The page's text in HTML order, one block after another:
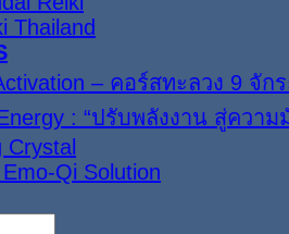
Thailand
– คอร์สทะลวง 9 จักร
: “ปรับพลังงาน สู่ความ
Crystal
Qi Solution